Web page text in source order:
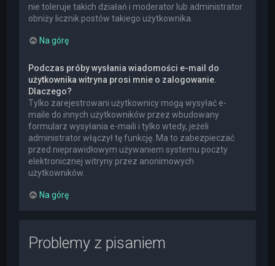
nie toleruje takich działań i moderator lub administrator
obniży licznik postów takiego użytkownika.
Na górę
Podczas próby wysłania wiadomości e-mail do
użytkownika witryna prosi mnie o zalogowanie.
Dlaczego?
Tylko zarejestrowani użytkownicy mogą wysyłać e-
maile do innych użytkowników przez wbudowany
formularz wysyłania e-maili i tylko wtedy, jeżeli
administrator włączył tę funkcję. Ma to zabezpieczać
przed nieprawidłowym używaniem systemu poczty
elektronicznej witryny przez anonimowych
użytkowników.
Na górę
Problemy z pisaniem